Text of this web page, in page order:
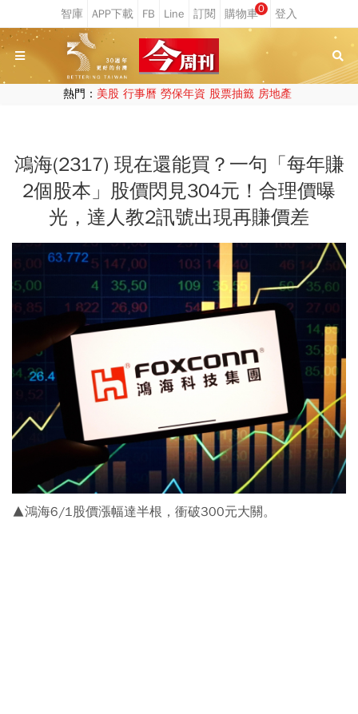
0
熱門： 美股 行事曆 勞保年資 股票抽籤 房地產
鴻海(2317) 現在還能買？一句「每年賺
2個股本」股價閃見304元！合理價曝
光，達人教2訊號出現再賺價差
▲鴻海6/1股價漲幅達半根，衝破300元大關。